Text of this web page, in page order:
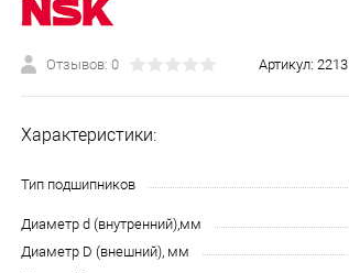
Отзывов: 0 Артикул: 2213
Характеристики:
Тип подшипников
Диаметр d (внутренний),мм
Диаметр D (внешний), мм